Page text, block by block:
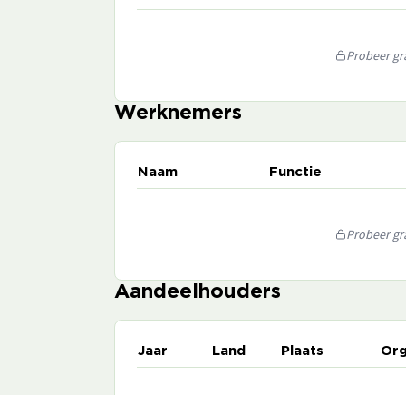
Probeer
Werknemers
Naam Functie
Probeer
Aandeelhouders
Jaar Land Plaats